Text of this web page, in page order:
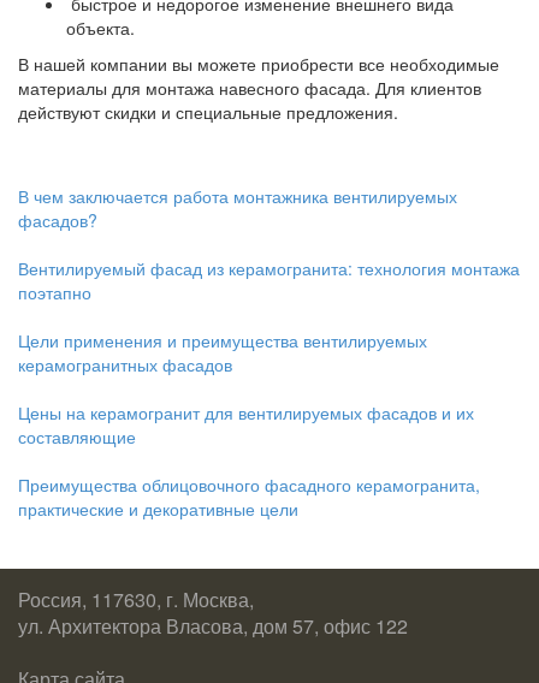
объекта.
В нашей компании вы можете приобрести все необходимые
материалы для монтажа навесного фасада. Для клиентов
действуют скидки и специальные предложения.
В чем заключается работа монтажника вентилируемых
фасадов?
Вентилируемый фасад из керамогранита: технология монтажа
поэтапно
Цели применения и преимущества вентилируемых
керамогранитных фасадов
Цены на керамогранит для вентилируемых фасадов и их
составляющие
Преимущества облицовочного фасадного керамогранита,
практические и декоративные цели
Россия, 117630, г. Москва,
ул. Архитектора Власова, дом 57, офис 122